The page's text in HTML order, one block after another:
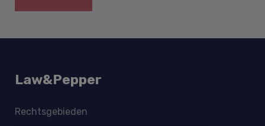
Law&Pepper
Rechtsgebieden